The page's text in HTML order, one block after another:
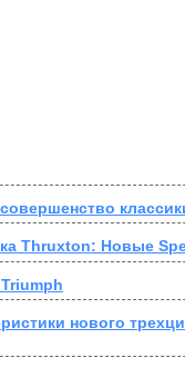
Thruxton: Новые
нового